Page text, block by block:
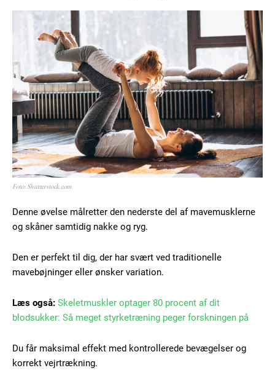
Foto: Shutterstock.com
Denne øvelse målretter den nederste del af mavemusklerne
og skåner samtidig nakke og ryg.
Den er perfekt til dig, der har svært ved traditionelle
mavebøjninger eller ønsker variation.
Læs også: Skeletmuskler optager 80 procent af dit
blodsukker: Så meget styrketræning peger forskningen på
Du får maksimal effekt med kontrollerede bevægelser og
korrekt vejrtrækning.